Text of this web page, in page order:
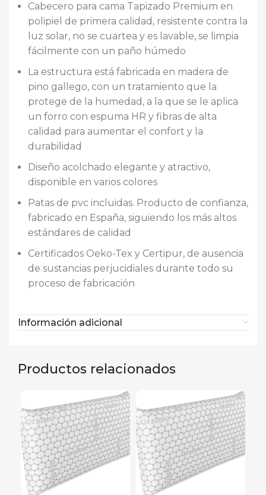
Cabecero para cama Tapizado Premium en
polipiel de primera calidad, resistente contra la
luz solar, no se cuartea y es lavable, se limpia
fácilmente con un paño húmedo
La estructura está fabricada en madera de
pino gallego, con un tratamiento que la
protege de la humedad, a la que se le aplica
un forro con espuma HR y fibras de alta
calidad para aumentar el confort y la
durabilidad
Diseño acolchado elegante y atractivo,
disponible en varios colores
Patas de pvc incluidas. Producto de confianza,
fabricado en España, siguiendo los más altos
estándares de calidad
Certificados Oeko-Tex y Certipur, de ausencia
de sustancias perjucidiales durante todo su
proceso de fabricación
Información adicional
Productos relacionados